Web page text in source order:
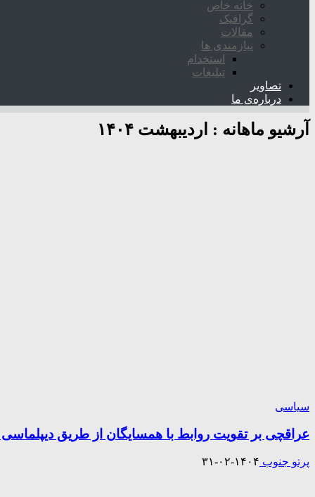
خانه خاص
گرافیک
مقالات
نیازمندی ها
استخدام
تبلیغات
تصاویر
درباره‌ی ما
آرشیو ماهانه : اردیبهشت ۱۴۰۴
سیاسی
عراقچی بر تقویت روابط با همسایگان از طریق دیپلماسی
پرتو جنوب ۱۴۰۴-۰۲-۳۱